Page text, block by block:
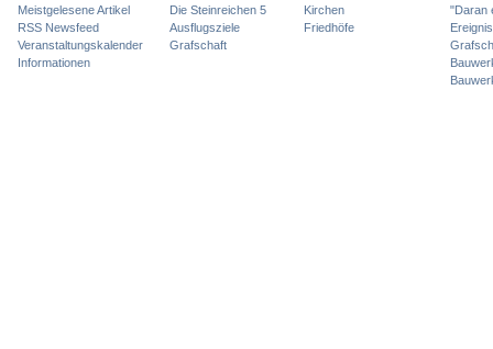
Meistgelesene Artikel
RSS Newsfeed
Veranstaltungskalender
Informationen
Die Steinreichen 5
Ausflugsziele
Grafschaft
Kirchen
Friedhöfe
"Daran